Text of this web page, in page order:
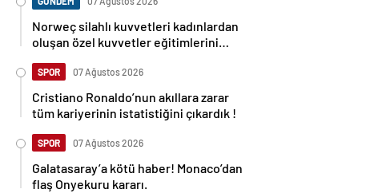
Norweç silahlı kuvvetleri kadınlardan
oluşan özel kuvvetler eğitimlerini
SPOR 07 Ağustos 2026
Cristiano Ronaldo’nun akıllara zarar
tüm kariyerinin istatistiğini çıkardık !
SPOR 07 Ağustos 2026
Galatasaray’a kötü haber! Monaco’dan
flaş Onyekuru kararı.